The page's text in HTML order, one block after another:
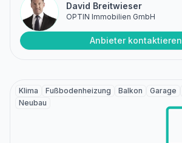
David Breitwieser
OPTIN Immobilien GmbH
Anbieter kontaktieren
Klima Fußbodenheizung Balkon Garage
Neubau